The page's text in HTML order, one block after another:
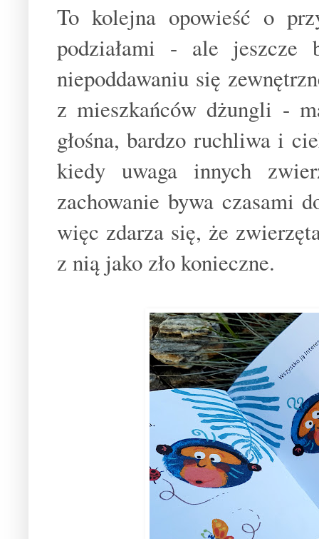
To kolejna opowieść o
podziałami - ale jeszcze
niepoddawaniu się
z mieszkańców dżungli -
głośna, bardzo ruchliwa i
kiedy uwaga innych
zachowanie bywa czasami
więc zdarza się, że
z nią jako zło konieczne.